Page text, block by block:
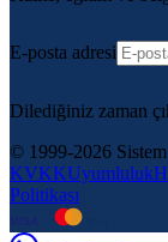
E-posta adresi
Dilediğiniz zaman
© 1999-2026 Sistem
KVKKUyumluluk
Politikası